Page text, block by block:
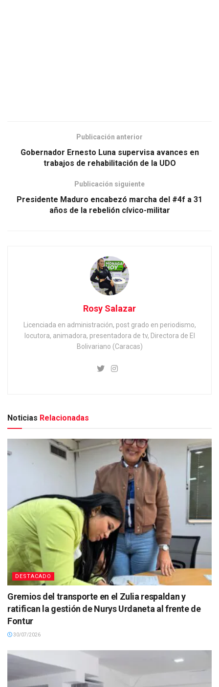
Publicación anterior
Gobernador Ernesto Luna supervisa avances en
trabajos de rehabilitación de la UDO
Publicación siguiente
Presidente Maduro encabezó marcha del #4f a 31
años de la rebelión cívico-militar
Rosy Salazar
Licenciada en administración, post grado en periodismo,
locutora, animadora, presentadora de tv, Directora de El
Bolivariano (Caracas)
Noticias Relacionadas
DESTACADO
Gremios del transporte en el Zulia respaldan y
ratifican la gestión de Nurys Urdaneta al frente de
Fontur
30/07/2026